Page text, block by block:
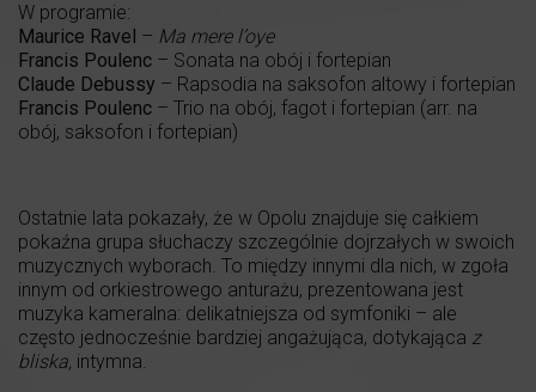
W programie:
Maurice Ravel – Ma mere l’oye
Francis Poulenc – Sonata na obój i fortepian
Claude Debussy – Rapsodia na saksofon altowy i fortepian
Francis Poulenc – Trio na obój, fagot i fortepian (arr. na
obój, saksofon i fortepian)
Ostatnie lata pokazały, że w Opolu znajduje się całkiem
pokaźna grupa słuchaczy szczególnie dojrzałych w swoich
muzycznych wyborach. To między innymi dla nich, w zgoła
innym od orkiestrowego anturażu, prezentowana jest
muzyka kameralna: delikatniejsza od symfoniki – ale
często jednocześnie bardziej angażująca, dotykająca z
bliska, intymna.